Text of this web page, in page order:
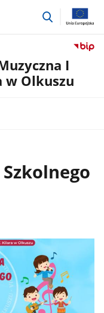
przejdź
I
w Olkuszu